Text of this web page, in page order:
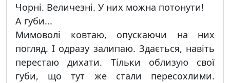
Чорні. Величезні. У них можна потонути!
А губи...
Мимоволі ковтаю, опускаючи на них
погляд. І одразу залипаю. Здається, навіть
перестаю дихати. Тільки облизую свої
губи, що тут же стали пересохлими.